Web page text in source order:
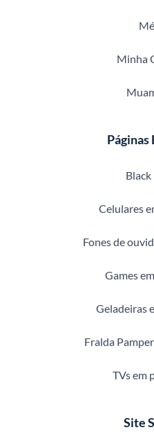
Minha
Páginas
Celulares
Fones de
Games
Geladeiras
Fralda
TVs em
Site